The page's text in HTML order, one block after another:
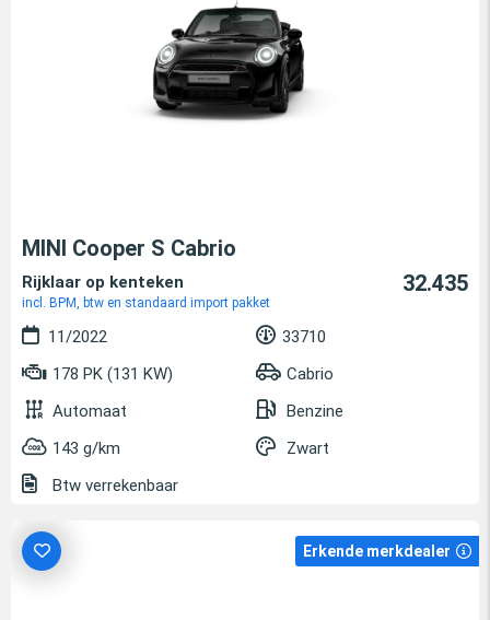
MINI Cooper S Cabrio
Rijklaar op kenteken
incl. BPM, btw en standaard import pakket
32.435
11/2022
33710
178 PK (131 KW)
Cabrio
Automaat
Benzine
143 g/km
Zwart
Btw verrekenbaar
Erkende merkdealer